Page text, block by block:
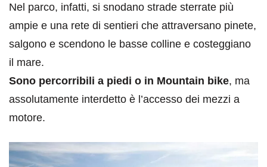
Nel parco, infatti, si snodano strade sterrate più
ampie e una rete di sentieri che attraversano pinete,
salgono e scendono le basse colline e costeggiano
il mare.
Sono percorribili a piedi o in Mountain bike, ma
assolutamente interdetto è l’accesso dei mezzi a
motore.